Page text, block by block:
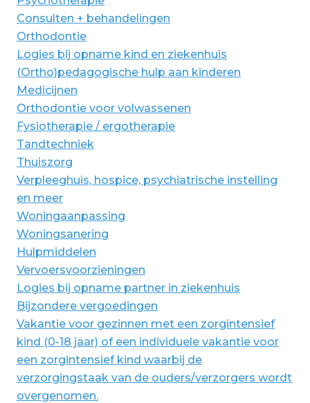
Consulten + behandelingen
Orthodontie
Logies bij opname kind en ziekenhuis
(Ortho)pedagogische hulp aan kinderen
Medicijnen
Orthodontie voor volwassenen
Fysiotherapie / ergotherapie
Tandtechniek
Thuiszorg
Verpleeghuis, hospice, psychiatrische instelling
en meer
Woningaanpassing
Woningsanering
Hulpmiddelen
Vervoersvoorzieningen
Logies bij opname partner in ziekenhuis
Bijzondere vergoedingen
Vakantie voor gezinnen met een zorgintensief
kind (0-18 jaar) of een individuele vakantie voor
een zorgintensief kind waarbij de
verzorgingstaak van de ouders/verzorgers wordt
overgenomen.